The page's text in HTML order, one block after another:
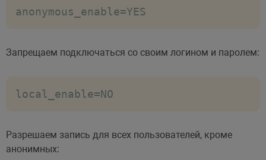
anonymous_enable=YES
Запрещаем подключаться со своим логином и паролем:
local_enable=NO
Разрешаем запись для всех пользователей, кроме
анонимных: